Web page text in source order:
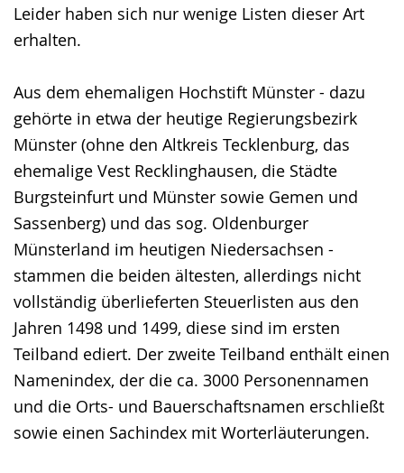
Leider haben sich nur wenige Listen dieser Art
erhalten.
Aus dem ehemaligen Hochstift Münster - dazu
gehörte in etwa der heutige Regierungsbezirk
Münster (ohne den Altkreis Tecklenburg, das
ehemalige Vest Recklinghausen, die Städte
Burgsteinfurt und Münster sowie Gemen und
Sassenberg) und das sog. Oldenburger
Münsterland im heutigen Niedersachsen -
stammen die beiden ältesten, allerdings nicht
vollständig überlieferten Steuerlisten aus den
Jahren 1498 und 1499, diese sind im ersten
Teilband ediert. Der zweite Teilband enthält einen
Namenindex, der die ca. 3000 Personennamen
und die Orts- und Bauerschaftsnamen erschließt
sowie einen Sachindex mit Worterläuterungen.